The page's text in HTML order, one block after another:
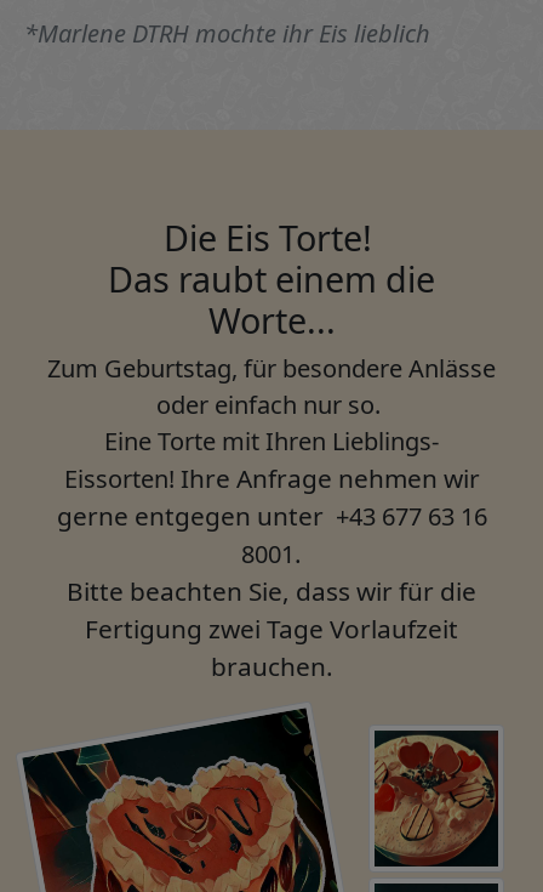
*Marlene DTRH mochte ihr Eis lieblich
Die Eis Torte!
Das raubt einem die
Worte...
Zum Geburtstag, für besondere Anlässe
oder einfach nur so.
Eine Torte mit Ihren Lieblings-
Eissorten! Ihre Anfrage nehmen wir
gerne entgegen unter +43 677 63 16
8001.
Bitte beachten Sie, dass wir für die
Fertigung zwei Tage Vorlaufzeit
brauchen.